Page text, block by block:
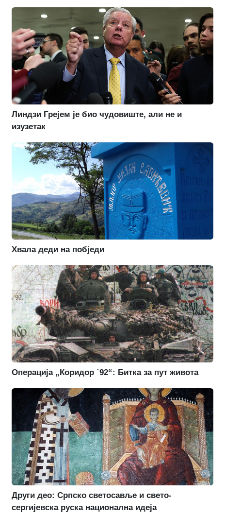
Линдзи Грејем је био чудовиште, али не и
изузетак
Хвала деди на побједи
Операција „Коридор `92“: Битка за пут живота
Други део: Српско светосавље и свето-
сергијевска руска национална идеја